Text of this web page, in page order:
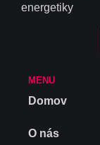
energetiky
MENU
Domov
O nás